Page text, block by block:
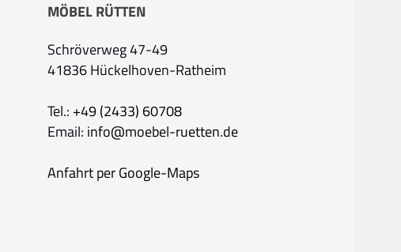
MÖBEL RÜTTEN
Schröverweg 47-49
41836 Hückelhoven-Ratheim
Tel.: +49 (2433) 60708
Email: info@moebel-ruetten.de
Anfahrt per Google-Maps